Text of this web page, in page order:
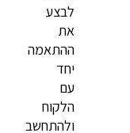
לבצע
את
ההתאמה
יחד
עם
הלקוח
ולהתחשב